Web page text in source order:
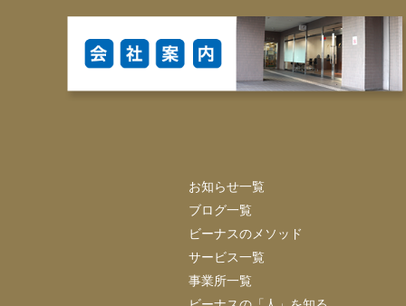
お知らせ一覧
ブログ一覧
ビーナスのメソッド
サービス一覧
事業所一覧